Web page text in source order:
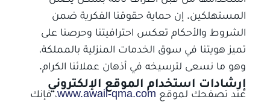
المستهلكين. إن حماية حقوقنا الفكرية ضمن
الشروط والأحكام تعكس احترافيتنا وحرصنا على
تميز هويتنا في سوق الخدمات المنزلية بالمملكة،
وهو ما نسعى لترسيخه في أذهان عملائنا الكرام.
إرشادات استخدام الموقع الإلكتروني
عند تصفحك لموقع www.awail-qma.com، فإنك